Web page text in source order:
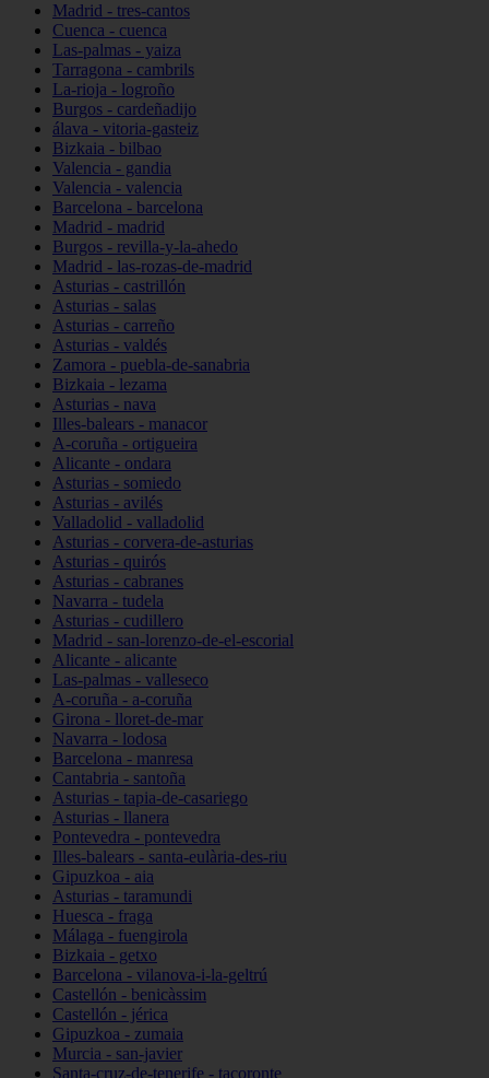
Madrid - tres-cantos
Cuenca - cuenca
Las-palmas - yaiza
Tarragona - cambrils
La-rioja - logroño
Burgos - cardeñadijo
álava - vitoria-gasteiz
Bizkaia - bilbao
Valencia - gandia
Valencia - valencia
Barcelona - barcelona
Madrid - madrid
Burgos - revilla-y-la-ahedo
Madrid - las-rozas-de-madrid
Asturias - castrillón
Asturias - salas
Asturias - carreño
Asturias - valdés
Zamora - puebla-de-sanabria
Bizkaia - lezama
Asturias - nava
Illes-balears - manacor
A-coruña - ortigueira
Alicante - ondara
Asturias - somiedo
Asturias - avilés
Valladolid - valladolid
Asturias - corvera-de-asturias
Asturias - quirós
Asturias - cabranes
Navarra - tudela
Asturias - cudillero
Madrid - san-lorenzo-de-el-escorial
Alicante - alicante
Las-palmas - valleseco
A-coruña - a-coruña
Girona - lloret-de-mar
Navarra - lodosa
Barcelona - manresa
Cantabria - santoña
Asturias - tapia-de-casariego
Asturias - llanera
Pontevedra - pontevedra
Illes-balears - santa-eulària-des-riu
Gipuzkoa - aia
Asturias - taramundi
Huesca - fraga
Málaga - fuengirola
Bizkaia - getxo
Barcelona - vilanova-i-la-geltrú
Castellón - benicàssim
Castellón - jérica
Gipuzkoa - zumaia
Murcia - san-javier
Santa-cruz-de-tenerife - tacoronte